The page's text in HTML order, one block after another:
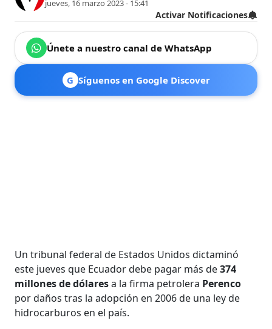
jueves, 16 marzo 2023 - 15:41
Activar Notificaciones
Únete a nuestro canal de WhatsApp
G Síguenos en Google Discover
Un tribunal federal de Estados Unidos dictaminó
este jueves que Ecuador debe pagar más de374
millones de dólaresa la firma petrolera Perenco
por daños tras la adopción en 2006 de una ley de
hidrocarburos en el país.